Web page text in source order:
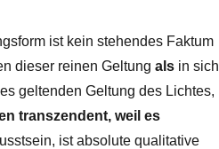
ist kein stehendes Faktum
dieser reinen Geltung alsin sich
geltenden Geltung des Lichtes,
transzendent, weil es
ist absolute qualitative